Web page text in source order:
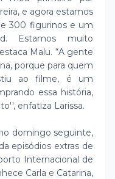
e agora estamos
300 figurinos e um
Estamos muito
Malu. “A gente
porque para quem
ao filme, é um
essa história,
enfatiza Larissa.
domingo seguinte,
episódios extras de
Internacional de
Carla e Catarina,